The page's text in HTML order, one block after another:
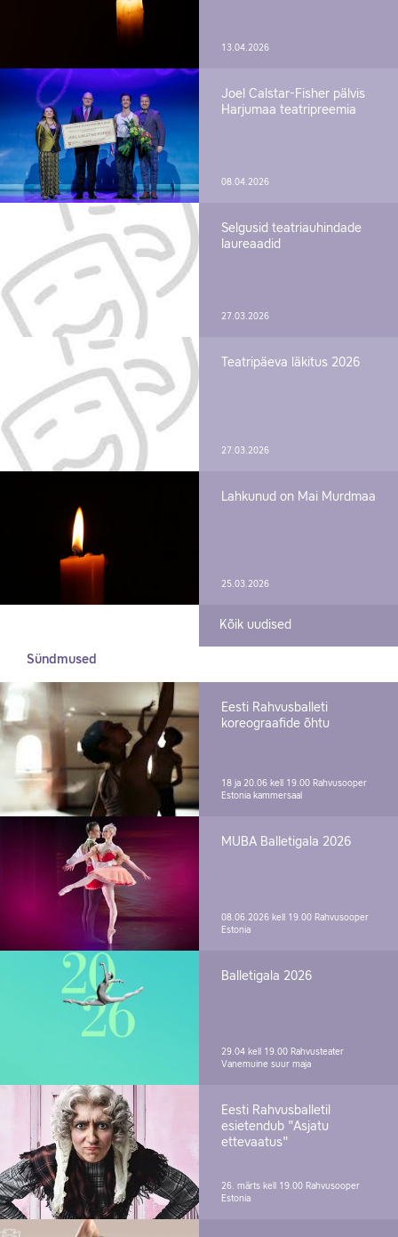
13.04.2026
Joel Calstar-Fisher pälvis
Harjumaa teatripreemia
08.04.2026
Selgusid teatriauhindade
laureaadid
27.03.2026
Teatripäeva läkitus 2026
27.03.2026
Lahkunud on Mai Murdmaa
25.03.2026
Kõik uudised
Sündmused
Eesti Rahvusballeti
koreograafide õhtu
18 ja 20.06 kell 19.00 Rahvusooper
Estonia kammersaal
MUBA Balletigala 2026
08.06.2026 kell 19.00 Rahvusooper
Estonia
Balletigala 2026
29.04 kell 19.00 Rahvusteater
Vanemuine suur maja
Eesti Rahvusballetil
esietendub "Asjatu
ettevaatus"
26. märts kell 19.00 Rahvusooper
Estonia